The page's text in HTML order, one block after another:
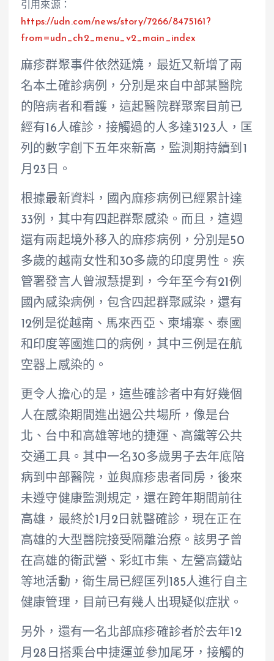
引用來源：
https://udn.com/news/story/7266/8475161?
from=udn_ch2_menu_v2_main_index
麻疹群聚事件依然延燒，最近又新增了兩
名本土確診病例，分別是來自中部某醫院
的陪病者和看護，這起醫院群聚案目前已
經有16人確診，接觸過的人多達3123人，匡
列的數字創下五年來新高，監測期持續到1
月23日。
根據最新資料，國內麻疹病例已經累計達
33例，其中有四起群聚感染。而且，這週
還有兩起境外移入的麻疹病例，分別是50
多歲的越南女性和30多歲的印度男性。疾
管署發言人曾淑慧提到，今年至今有21例
國內感染病例，包含四起群聚感染，還有
12例是從越南、馬來西亞、柬埔寨、泰國
和印度等國進口的病例，其中三例是在航
空器上感染的。
更令人擔心的是，這些確診者中有好幾個
人在感染期間進出過公共場所，像是台
北、台中和高雄等地的捷運、高鐵等公共
交通工具。其中一名30多歲男子去年底陪
病到中部醫院，並與麻疹患者同房，後來
未遵守健康監測規定，還在跨年期間前往
高雄，最終於1月2日就醫確診，現在正在
高雄的大型醫院接受隔離治療。該男子曾
在高雄的衛武營、彩虹市集、左營高鐵站
等地活動，衛生局已經匡列185人進行自主
健康管理，目前已有幾人出現疑似症狀。
另外，還有一名北部麻疹確診者於去年12
月28日搭乘台中捷運並參加尾牙，接觸的